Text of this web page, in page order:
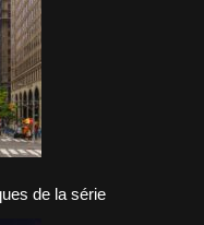
de la série